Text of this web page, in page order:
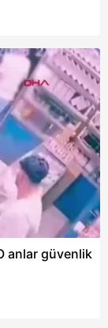
anlar güvenlik